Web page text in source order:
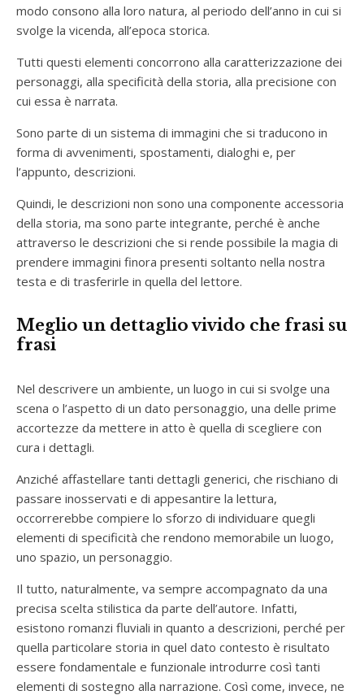
modo consono alla loro natura, al periodo dell’anno in cui si
svolge la vicenda, all’epoca storica.
Tutti questi elementi concorrono alla caratterizzazione dei
personaggi, alla specificità della storia, alla precisione con
cui essa è narrata.
Sono parte di un sistema di immagini che si traducono in
forma di avvenimenti, spostamenti, dialoghi e, per
l’appunto, descrizioni.
Quindi, le descrizioni non sono una componente accessoria
della storia, ma sono parte integrante, perché è anche
attraverso le descrizioni che si rende possibile la magia di
prendere immagini finora presenti soltanto nella nostra
testa e di trasferirle in quella del lettore.
Meglio un dettaglio vivido che frasi su
frasi
Nel descrivere un ambiente, un luogo in cui si svolge una
scena o l’aspetto di un dato personaggio, una delle prime
accortezze da mettere in atto è quella di scegliere con
cura i dettagli.
Anziché affastellare tanti dettagli generici, che rischiano di
passare inosservati e di appesantire la lettura,
occorrerebbe compiere lo sforzo di individuare quegli
elementi di specificità che rendono memorabile un luogo,
uno spazio, un personaggio.
Il tutto, naturalmente, va sempre accompagnato da una
precisa scelta stilistica da parte dell’autore. Infatti,
esistono romanzi fluviali in quanto a descrizioni, perché per
quella particolare storia in quel dato contesto è risultato
essere fondamentale e funzionale introdurre così tanti
elementi di sostegno alla narrazione. Così come, invece, ne